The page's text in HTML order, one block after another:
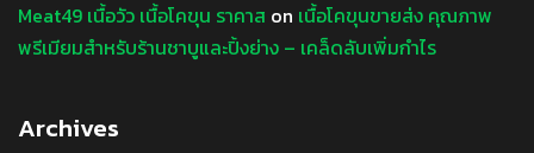
Meat49 เนื้อวัว เนื้อโคขุน ราคาส on เนื้อโคขุนขายส่ง คุณภาพ
พรีเมียมสำหรับร้านชาบูและปิ้งย่าง – เคล็ดลับเพิ่มกำไร
Archives